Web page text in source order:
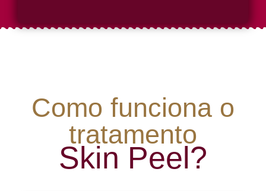
Como funciona o
tratamento
Skin Peel?